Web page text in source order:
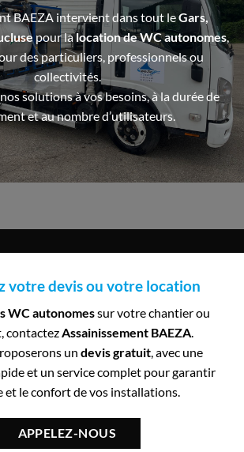
BAEZA intervient dans tout leGars,
pour lalocation de WC autonomes
des particuliers, professionnels ou
collectivités.
solutions à vos besoins, à la durée de
et au nombre d’utilisateurs.
votre devis ou votre location
WC autonomessur votre chantier ou
contactezAssainissement BAEZA.
un devis gratuit, avec une
et un service complet pour garantir
et le confort de vos installations.
APPELEZ-NOUS